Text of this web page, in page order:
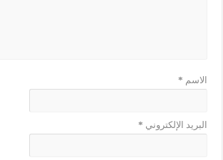
الاسم *
البريد الإلكتروني *